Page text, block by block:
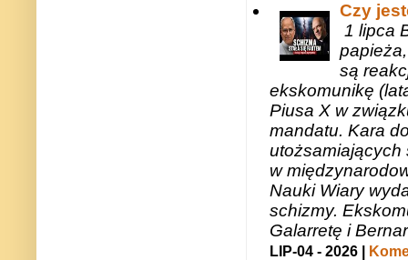
Czy
1 lipca
są
ekskomunikę
Piusa X w
mandatu. Kara
utożsamiających
w
Nauki Wiary
schizmy.
Galarretę i
LIP-04 - 2026 |